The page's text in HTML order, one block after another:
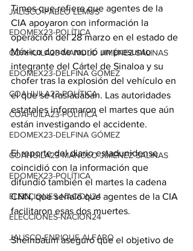
JALISCO-PABLO LEMUS
EDOMEX23-POLÍTICA
COAHUILA23-MANOLO JIMÉNEZ SALINAS
EDOMEX23-DELFINA GÓMEZ
COAHUILA23-POLÍTICA
COAHUILA23-POLÍTICA
EDOMEX23-DELFINA GÓMEZ
COAHUILA23-MANOLO JIMÉNEZ SALINAS
EDOMEX23-POLÍTICA
ELECCIONES-NACION24
ELECCIONES-NACION24
JALISCO-ENRIQUE ALFARO
Times que refiere que agentes de la
CIA apoyaron con información la
operación del 28 marzo en el estado de
México donde murió un presunto
integrante del Cártel de Sinaloa y su
chofer tras la explosión del vehículo en
el que se trasladaban. Las autoridades
estatales informaron el martes que aún
están investigando el accidente.
El reporte del diario estadunidense
coincidió con la información que
difundió también el martes la cadena
CNN, que señaló que agentes de la CIA
facilitaron esas dos muertes.
Sheinbaum aseguró que el objetivo de